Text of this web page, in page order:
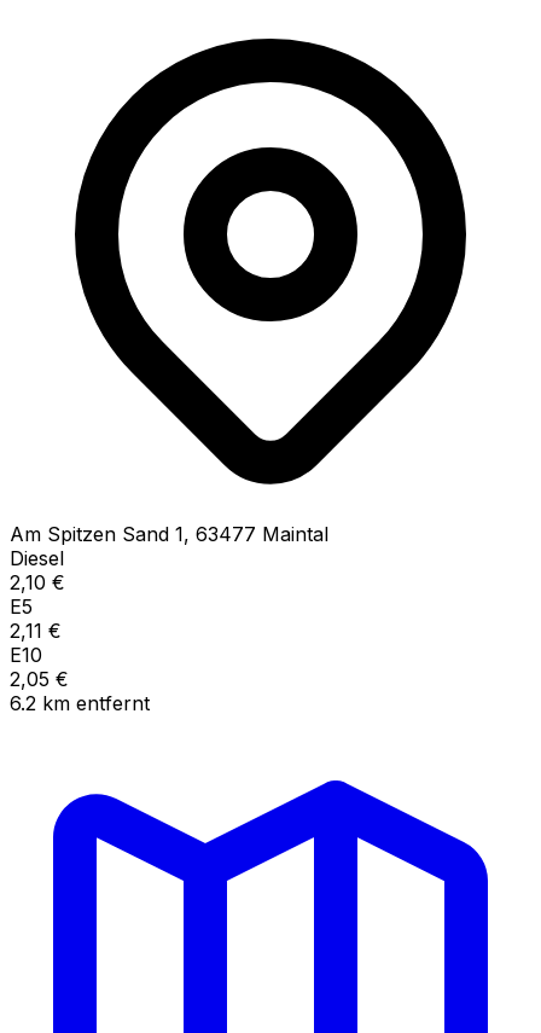
Am Spitzen Sand 1, 63477 Maintal
Diesel
2,10 €
E5
2,11 €
E10
2,05 €
6.2 km entfernt